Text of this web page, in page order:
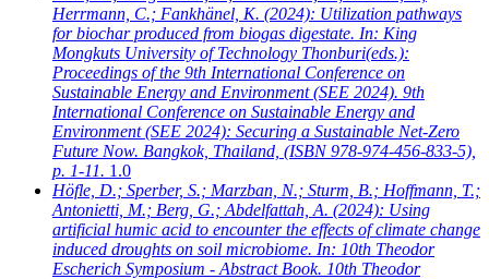
Herrmann, C.; Fankhänel, K. (2024): Utilization pathways
for biochar produced from biogas digestate. In: King
Mongkuts University of Technology Thonburi(eds.):
Proceedings of the 9th International Conference on
Sustainable Energy and Environment (SEE 2024). 9th
International Conference on Sustainable Energy and
Environment (SEE 2024): Securing a Sustainable Net-Zero
Future Now. Bangkok, Thailand, (ISBN 978-974-456-833-5),
p. 1-11. 1.0
Höfle, D.; Sperber, S.; Marzban, N.; Sturm, B.; Hoffmann, T.;
Antonietti, M.; Berg, G.; Abdelfattah, A. (2024): Using
artificial humic acid to encounter the effects of climate change
induced droughts on soil microbiome. In: 10th Theodor
Escherich Symposium - Abstract Book. 10th Theodor